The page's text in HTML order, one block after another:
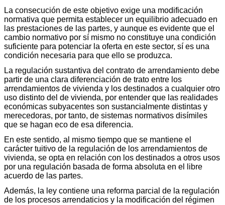
La consecución de este objetivo exige una modificación
normativa que permita establecer un equilibrio adecuado en
las prestaciones de las partes, y aunque es evidente que el
cambio normativo por sí mismo no constituye una condición
suficiente para potenciar la oferta en este sector, sí es una
condición necesaria para que ello se produzca.
La regulación sustantiva del contrato de arrendamiento debe
partir de una clara diferenciación de trato entre los
arrendamientos de vivienda y los destinados a cualquier otro
uso distinto del de vivienda, por entender que las realidades
económicas subyacentes son sustancialmente distintas y
merecedoras, por tanto, de sistemas normativos disímiles
que se hagan eco de esa diferencia.
En este sentido, al mismo tiempo que se mantiene el
carácter tuitivo de la regulación de los arrendamientos de
vivienda, se opta en relación con los destinados a otros usos
por una regulación basada de forma absoluta en el libre
acuerdo de las partes.
Además, la ley contiene una reforma parcial de la regulación
de los procesos arrendaticios y la modificación del régimen